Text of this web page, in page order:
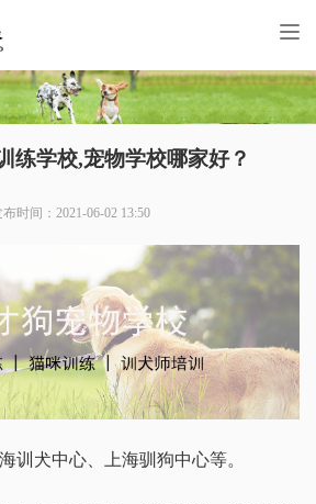
练学校,宠物学校哪家好？
布时间：2021-06-02 13:50
训犬中心、上海驯狗中心等。